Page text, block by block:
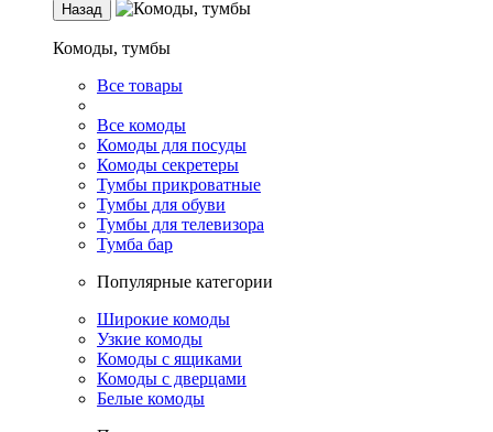
Назад
Комоды, тумбы
Все товары
Все комоды
Комоды для посуды
Комоды секретеры
Тумбы прикроватные
Тумбы для обуви
Тумбы для телевизора
Тумба бар
Популярные категории
Широкие комоды
Узкие комоды
Комоды с ящиками
Комоды с дверцами
Белые комоды